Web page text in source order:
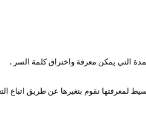
التي يمكن معرفة واختراق كلمة السر .
نقوم بتغيرها عن طريق اتباع